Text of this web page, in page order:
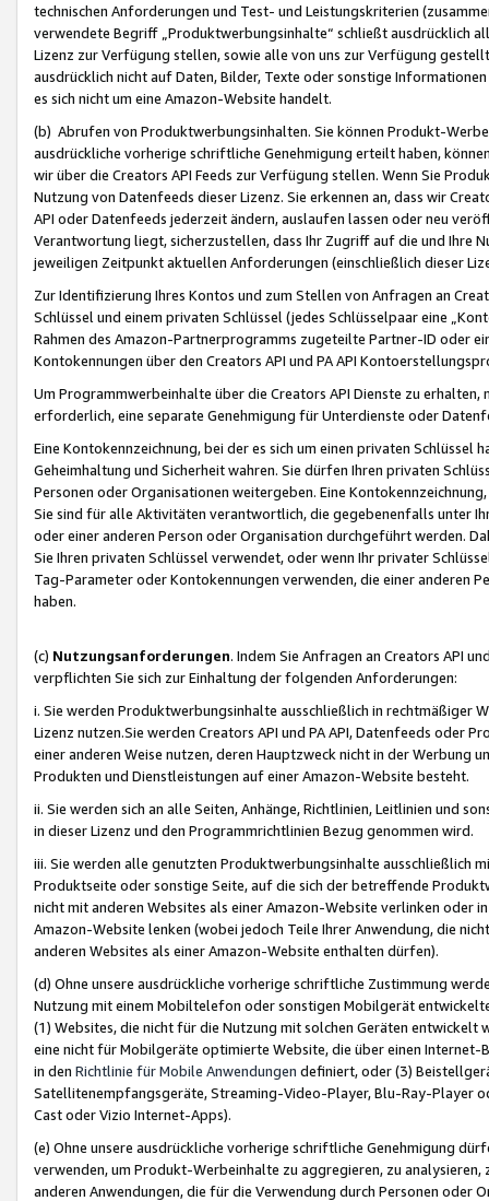
technischen Anforderungen und Test- und Leistungskriterien
verwendete Begriff „Produktwerbungsinhalte“ schließt ausdrücklich
Lizenz zur Verfügung stellen, sowie alle von uns zur Verfügung
ausdrücklich nicht auf Daten, Bilder, Texte oder sonstige
es sich nicht um eine Amazon-Website handelt.
(b) Abrufen von Produktwerbungsinhalten. Sie können Produkt-
ausdrückliche vorherige schriftliche Genehmigung erteilt haben,
wir über die Creators API Feeds zur Verfügung stellen. Wenn Sie
Nutzung von Datenfeeds dieser Lizenz. Sie erkennen an, dass wir
API oder Datenfeeds jederzeit ändern, auslaufen lassen oder neu
Verantwortung liegt, sicherzustellen, dass Ihr Zugriff auf die und Ihre
jeweiligen Zeitpunkt aktuellen Anforderungen (einschließlich dieser
Zur Identifizierung Ihres Kontos und zum Stellen von Anfragen an
Schlüssel und einem privaten Schlüssel (jedes Schlüsselpaar eine
Rahmen des Amazon-Partnerprogramms zugeteilte Partner-ID oder
Kontokennungen über den Creators API und PA API
Um Programmwerbeinhalte über die Creators API Dienste zu
erforderlich, eine separate Genehmigung für Unterdienste oder
Eine Kontokennzeichnung, bei der es sich um einen privaten
Geheimhaltung und Sicherheit wahren. Sie dürfen Ihren privaten
Personen oder Organisationen weitergeben. Eine
Sie sind für alle Aktivitäten verantwortlich, die gegebenenfalls unter
oder einer anderen Person oder Organisation durchgeführt werden.
Sie Ihren privaten Schlüssel verwendet, oder wenn Ihr privater
Tag-Parameter oder Kontokennungen verwenden, die einer anderen
haben.
(c) Nutzungsanforderungen. Indem Sie Anfragen an Creators API
verpflichten Sie sich zur Einhaltung der folgenden Anforderungen:
i. Sie werden Produktwerbungsinhalte ausschließlich in rechtmäßiger
Lizenz nutzen.Sie werden Creators API und PA API, Datenfeeds oder
einer anderen Weise nutzen, deren Hauptzweck nicht in der Werbung
Produkten und Dienstleistungen auf einer Amazon-Website besteht.
ii. Sie werden sich an alle Seiten, Anhänge, Richtlinien, Leitlinien und
in dieser Lizenz und den Programmrichtlinien Bezug genommen wird.
iii. Sie werden alle genutzten Produktwerbungsinhalte ausschließlich
Produktseite oder sonstige Seite, auf die sich der betreffende
nicht mit anderen Websites als einer Amazon-Website verlinken oder
Amazon-Website lenken (wobei jedoch Teile Ihrer Anwendung, die
anderen Websites als einer Amazon-Website enthalten dürfen).
(d) Ohne unsere ausdrückliche vorherige schriftliche Zustimmung
Nutzung mit einem Mobiltelefon oder sonstigen Mobilgerät
(1) Websites, die nicht für die Nutzung mit solchen Geräten
eine nicht für Mobilgeräte optimierte Website, die über einen
in den Richtlinie für Mobile Anwendungen definiert, oder (3)
Satellitenempfangsgeräte, Streaming-Video-Player, Blu-Ray-Player
Cast oder Vizio Internet-Apps).
(e) Ohne unsere ausdrückliche vorherige schriftliche Genehmigung
verwenden, um Produkt-Werbeinhalte zu aggregieren, zu
anderen Anwendungen, die für die Verwendung durch Personen